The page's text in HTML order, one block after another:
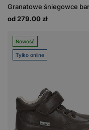
od 279.00 zł
Nowość
Tylko online